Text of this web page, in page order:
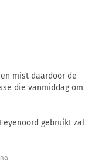
mist daardoor de
die vanmiddag om
gebruikt zal